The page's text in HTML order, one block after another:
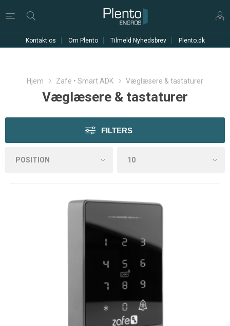
Kontakt os Om Plento Tilmeld Nyhedsbrev Plento.dk
Hjem Zafe • Smart ADK Væglæsere & tastaturer
Væglæsere & tastaturer
FILTERS